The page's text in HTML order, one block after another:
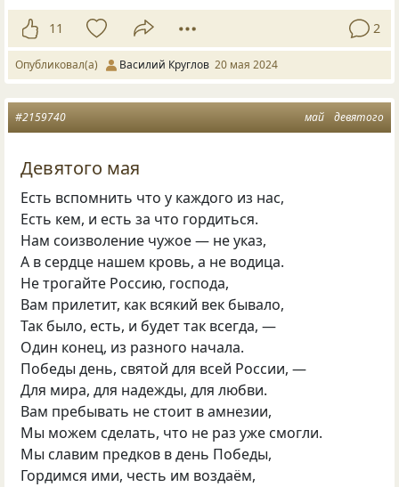
11 2
Опубликовал(а) Василий Круглов 20 мая 2024
май девятого
#2159740
Девятого мая
Есть вспомнить что у каждого из нас,
Есть кем, и есть за что гордиться.
Нам соизволение чужое — не указ,
А в сердце нашем кровь, а не водица.
Не трогайте Россию, господа,
Вам прилетит, как всякий век бывало,
Так было, есть, и будет так всегда, —
Один конец, из разного начала.
Победы день, святой для всей России, —
Для мира, для надежды, для любви.
Вам пребывать не стоит в амнезии,
Мы можем сделать, что не раз уже смогли.
Мы славим предков в день Победы,
Гордимся ими, честь им воздаём,